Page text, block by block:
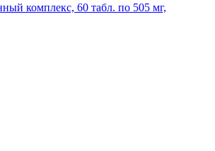
комплекс, 60 табл. по 505 мг,